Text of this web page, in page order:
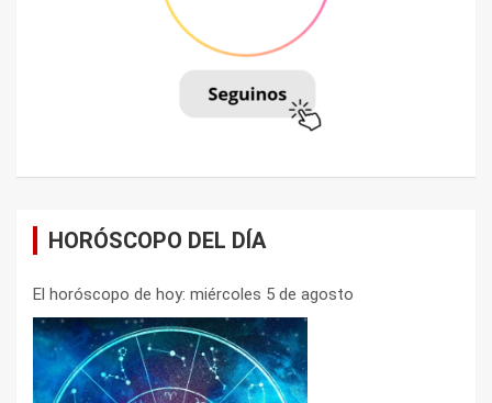
HORÓSCOPO DEL DÍA
El horóscopo de hoy: miércoles 5 de agosto